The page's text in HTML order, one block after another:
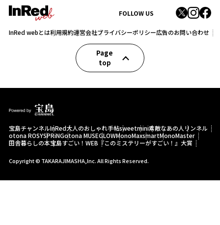
FOLLOW US
InRed webとは利用規約運営会社プライバシーポリシー広告のお問い合わせ
Page
top
宝島チャンネルInRed大人のおしゃれ手帖sweetmini素敵なあの人 リンネル
otona ROSYSPRiNGotona MUSEGLOWMonoMaxsmartMonoMaster
田舎暮らしの本宝島すごい！WEB 『このミステリーがすごい！』大賞
Copyright © TAKARAJIMASHA,Inc. All Rights Reserved.